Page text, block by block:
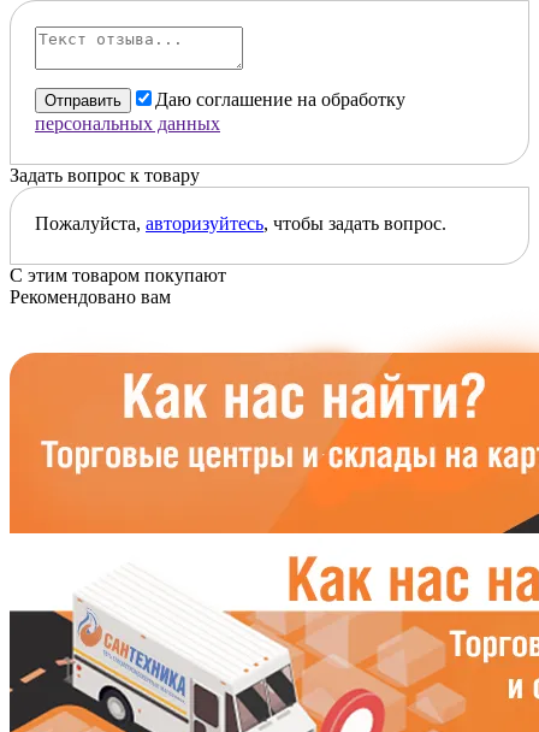
Отправить
Даю соглашение на обработку
персональных данных
Задать вопрос к товару
Пожалуйста, авторизуйтесь, чтобы задать вопрос.
С этим товаром покупают
Рекомендовано вам